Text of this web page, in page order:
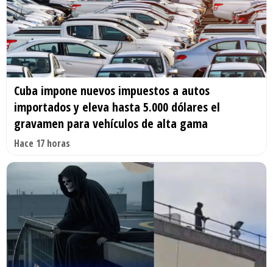
Cuba impone nuevos impuestos a autos
importados y eleva hasta 5.000 dólares el
gravamen para vehículos de alta gama
Hace 17 horas